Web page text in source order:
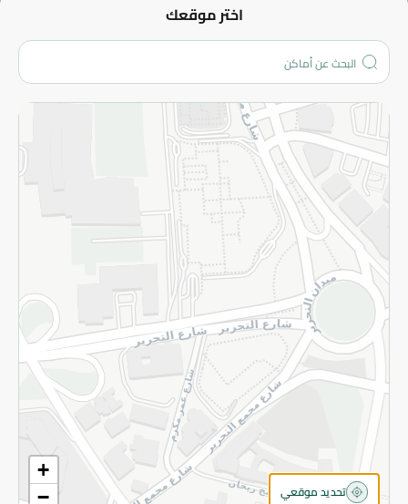
اختر موقعك
+
−
تحديد موقعي
من نحن؟
الفروع
المزيد
الاسترجاع
سياسة الاستخدام
سياسة الخصوصية
قم بالتسجيل للنشرة
©2026 - Spinneys | جميع الحقوق محفوظة